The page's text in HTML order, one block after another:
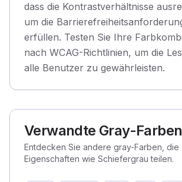
dass die Kontrastverhältnisse
um die
erfüllen. Testen Sie Ihre
nach WCAG-Richtlinien, um die
alle Benutzer zu gewährleisten.
Verwandte Gray-Farben
Entdecken Sie andere gray-Farben, die
Eigenschaften wie Schiefergrau teilen.